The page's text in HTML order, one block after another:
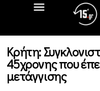
Κρήτη:
45χρονης που
μετάγγισης